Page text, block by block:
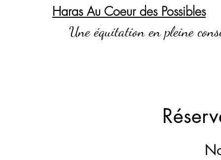
Haras Au Coeur des Possibles
Une équitation en pleine